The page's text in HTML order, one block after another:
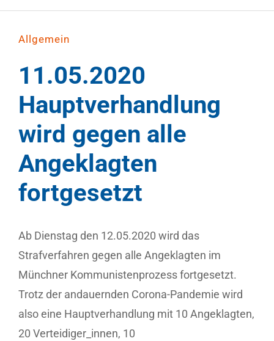
Allgemein
11.05.2020
Hauptverhandlung
wird gegen alle
Angeklagten
fortgesetzt
Ab Dienstag den 12.05.2020 wird das
Strafverfahren gegen alle Angeklagten im
Münchner Kommunistenprozess fortgesetzt.
Trotz der andauernden Corona-Pandemie wird
also eine Hauptverhandlung mit 10 Angeklagten,
20 Verteidiger_innen, 10